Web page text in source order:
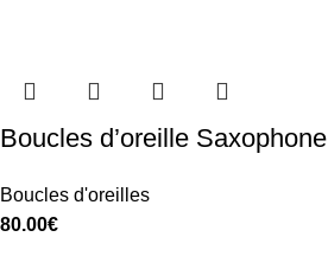
Boucles d’oreille Saxophone
Boucles d'oreilles
80.00€